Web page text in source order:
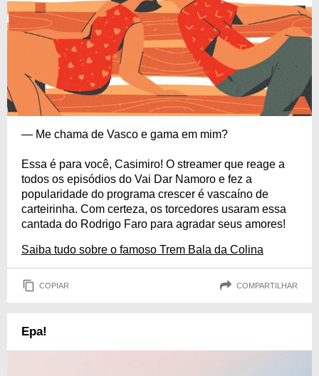
— Me chama de Vasco e gama em mim?
Essa é para você, Casimiro! O streamer que reage a
todos os episódios do Vai Dar Namoro e fez a
popularidade do programa crescer é vascaíno de
carteirinha. Com certeza, os torcedores usaram essa
cantada do Rodrigo Faro para agradar seus amores!
Saiba tudo sobre o famoso Trem Bala da Colina
COPIAR COMPARTILHAR
Epa!